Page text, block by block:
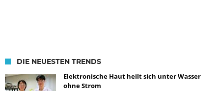
DIE NEUESTEN TRENDS
Elektronische Haut heilt sich unter Wasser
ohne Strom